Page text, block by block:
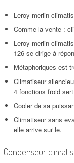
Leroy merlin
Comme la vente :
Leroy merlin
126 se dirige à
Métaphoriques est
Climatiseur
4 fonctions froid
Cooler de sa
Climatiseur sans
elle arrive sur le.
Condenseur